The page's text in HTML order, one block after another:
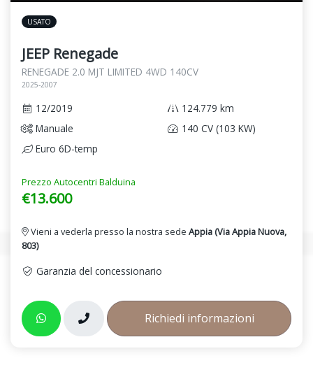
USATO
JEEP Renegade
RENEGADE 2.0 MJT LIMITED 4WD 140CV
2025-2007
12/2019
124.779 km
Manuale
140 CV (103 KW)
Euro 6D-temp
Prezzo Autocentri Balduina
€13.600
Vieni a vederla presso la nostra sede Appia (Via Appia Nuova,
803)
Garanzia del concessionario
Richiedi informazioni